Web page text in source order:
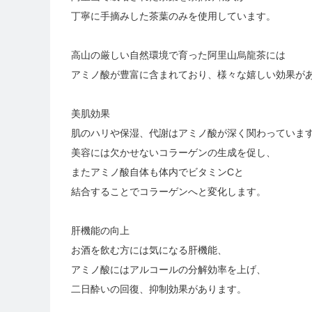
丁寧に手摘みした茶葉のみを使用しています。
高山の厳しい自然環境で育った阿里山烏龍茶には
アミノ酸が豊富に含まれており、様々な嬉しい効果が
美肌効果
肌のハリや保湿、代謝はアミノ酸が深く関わっています
美容には欠かせないコラーゲンの生成を促し、
またアミノ酸自体も体内でビタミンCと
結合することでコラーゲンへと変化します。
肝機能の向上
お酒を飲む方には気になる肝機能、
アミノ酸にはアルコールの分解効率を上げ、
二日酔いの回復、抑制効果があります。